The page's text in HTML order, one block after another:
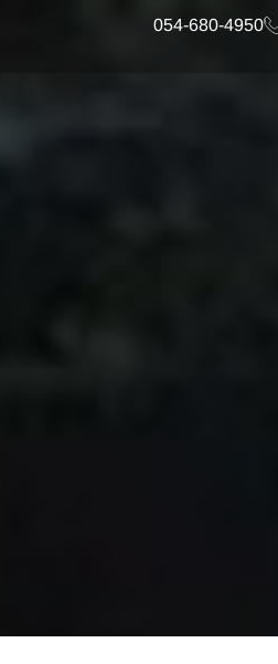
054-680-4950